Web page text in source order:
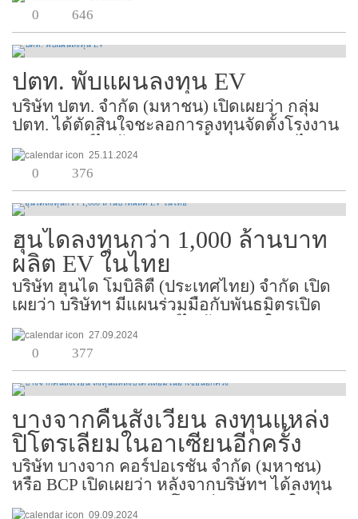
อ.เมือง จ.ลำพูน มีแผนจะขยายการลงทุน
โรงงานผลิตตัวเก็...
0 646
ปตท. พับแผนลงทุน EV
บริษัท ปตท. จำกัด (มหาชน) เปิดเผยว่า กลุ่ม
ปตท. ได้ตัดสินใจชะลอการลงทุนจัดตั้งโรงงาน
ผลิตรถยนต์ไฟฟ้า (EV) บนพื้นที่กว่า 350 ไร่
มูลค่าลงทุนกว่า 1,000 ล้านดอลลาร์สหรัฐ ใน
เขตพัฒนาพิเศษภาคตะวันออก (EEC) ซึ่ง
เป็นการร่วมทุนกับ...
25.11.2024
0 376
ฮุนไดลงทุนกว่า 1,000 ล้านบาท
ผลิต EV ในไทย
บริษัท ฮุนได โมบิลิตี้ (ประเทศไทย) จำกัด เปิด
เผยว่า บริษัทฯ มีแผนร่วมมือกับพันธมิตรเปิด
สายการประกอบรถยนต์ไฟฟ้า (EV) ใน
ประเทศไทยในปี 2569 ด้วยกำลังการผลิตปีละ
5,000 คัน รองรับตลาดในประเทศ มูลค่าการ
ลงทุนกว่า 1,000 ล้านบาท ...
27.09.2024
0 377
บางจากคืนสังเวียน ลงทุนแหล่ง
ปิโตรเลียมในอาเซียนอีกครั้ง
บริษัท บางจาก คอร์ปอเรชั่น จำกัด (มหาชน)
หรือ BCP เปิดเผยว่า หลังจากบริษัทฯ ได้ลงทุน
ธุรกิจสำรวจและผลิตปิโตรเลียม (E&P) ใน
09.09.2024